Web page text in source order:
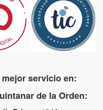
servicio en:
de la Orden: